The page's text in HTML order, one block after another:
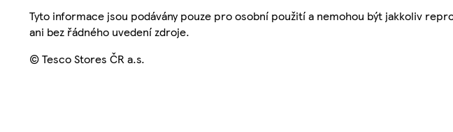
Tyto informace jsou podávány pouze pro osobní použití a nemohou být jakkoliv
ani bez řádného uvedení zdroje.
© Tesco Stores ČR a.s.